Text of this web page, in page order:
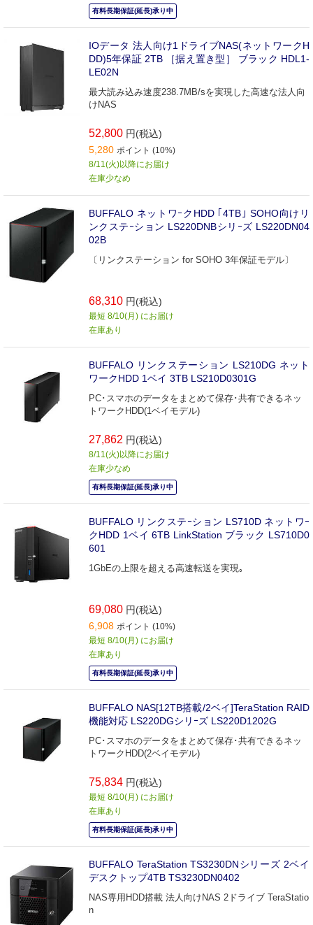
有料長期保証(延長)承り中
IOデータ 法人向け1ドライブNAS(ネットワークH
DD)5年保証 2TB ［据え置き型］ ブラック HDL1-
LE02N
最大読み込み速度238.7MB/sを実現した高速な法人向
けNAS
52,800 円(税込)
5,280 ポイント (10%)
8/11(火)以降にお届け
在庫少なめ
BUFFALO ネットワｰクHDD ｢4TB｣ SOHO向けリ
ンクステｰション LS220DNBシリｰズ LS220DN04
02B
〔リンクステーション for SOHO 3年保証モデル〕
68,310 円(税込)
最短 8/10(月) にお届け
在庫あり
BUFFALO リンクステーション LS210DG ネット
ワークHDD 1ベイ 3TB LS210D0301G
PC･スマホのデータをまとめて保存･共有できるネッ
トワークHDD(1ベイモデル)
27,862 円(税込)
8/11(火)以降にお届け
在庫少なめ
有料長期保証(延長)承り中
BUFFALO リンクステｰション LS710D ネットワｰ
クHDD 1ベイ 6TB LinkStation ブラック LS710D0
601
1GbEの上限を超える高速転送を実現｡
69,080 円(税込)
6,908 ポイント (10%)
最短 8/10(月) にお届け
在庫あり
有料長期保証(延長)承り中
BUFFALO NAS[12TB搭載/2ベイ]TeraStation RAID
機能対応 LS220DGシリｰズ LS220D1202G
PC･スマホのデータをまとめて保存･共有できるネッ
トワークHDD(2ベイモデル)
75,834 円(税込)
最短 8/10(月) にお届け
在庫あり
有料長期保証(延長)承り中
BUFFALO TeraStation TS3230DNシリーズ 2ベイ
デスクトップ4TB TS3230DN0402
NAS専用HDD搭載 法人向けNAS 2ドライブ TeraStatio
n